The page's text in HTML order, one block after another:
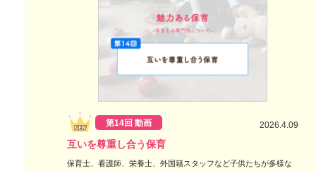
第14回 動画 2026.4.09
互いを尊重し合う保育
保育士、看護師、栄養士、外国籍スタッフなど子供たちが多様な